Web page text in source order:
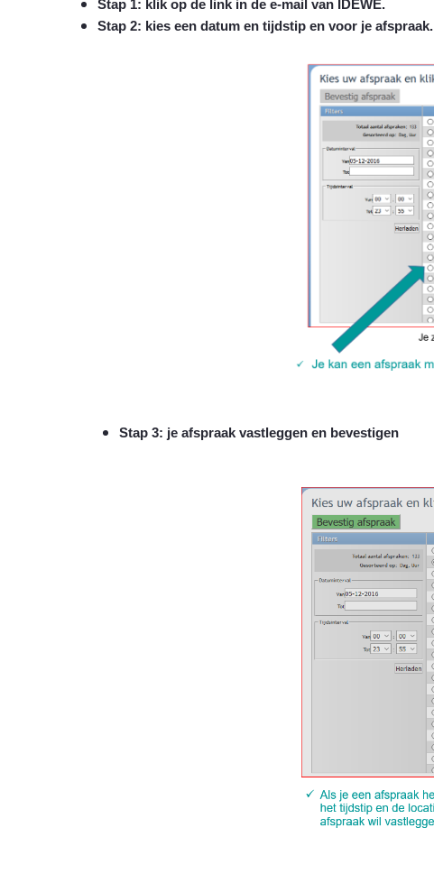
Stap 1: klik op de link in de e-mail van IDEWE.
Stap 2: kies een datum en tijdstip en voor je
Stap 3: je afspraak vastleggen en bevestigen